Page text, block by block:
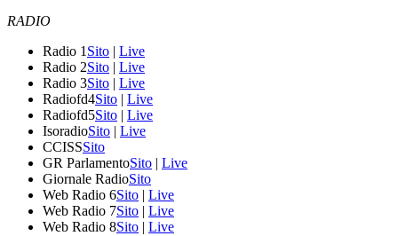
RADIO
Radio 1 Sito | Live
Radio 2Sito | Live
Radio 3Sito | Live
Radiofd4Sito | Live
Radiofd5Sito | Live
IsoradioSito | Live
CCISSSito
GR ParlamentoSito | Live
Giornale RadioSito
Web Radio 6Sito | Live
Web Radio 7Sito | Live
Web Radio 8Sito | Live